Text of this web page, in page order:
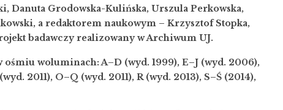
Danuta Grodowska-Kulińska, Urszula Perkowska,
a redaktorem naukowym – Krzysztof Stopka,
badawczy realizowany w Archiwum UJ.
ośmiu woluminach: A–D (wyd. 1999), E–J (wyd. 2006),
2011), O–Q (wyd. 2011), R (wyd. 2013), S–Ś (2014),